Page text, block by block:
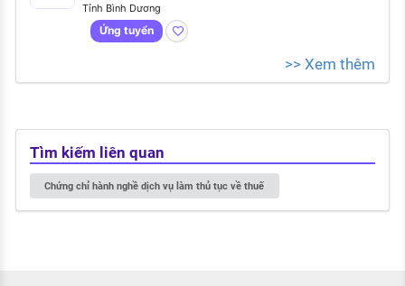
Tỉnh Bình Dương
Ứng tuyển
>> Xem thêm
Tìm kiếm liên quan
Chứng chỉ hành nghề dịch vụ làm thủ tục về thuế